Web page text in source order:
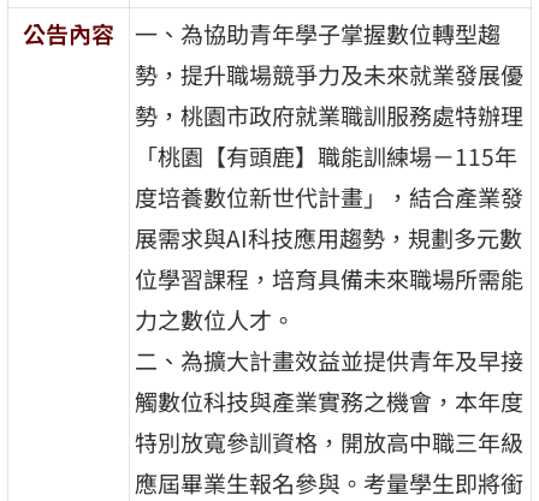
公告內容
一、為協助青年學子掌握數位轉型趨
勢，提升職場競爭力及未來就業發展優
勢，桃園市政府就業職訓服務處特辦理
「桃園【有頭鹿】職能訓練場－115年
度培養數位新世代計畫」，結合產業發
展需求與AI科技應用趨勢，規劃多元數
位學習課程，培育具備未來職場所需能
力之數位人才。
二、為擴大計畫效益並提供青年及早接
觸數位科技與產業實務之機會，本年度
特別放寬參訓資格，開放高中職三年級
應屆畢業生報名參與。考量學生即將銜